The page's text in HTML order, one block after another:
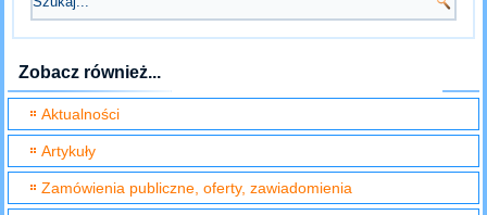
Zobacz również...
Aktualności
Artykuły
Zamówienia publiczne, oferty, zawiadomienia